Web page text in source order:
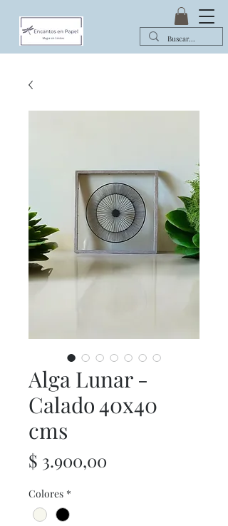
Alga Lunar -
Calado 40x40
cms
$ 3.900,00
Colores *